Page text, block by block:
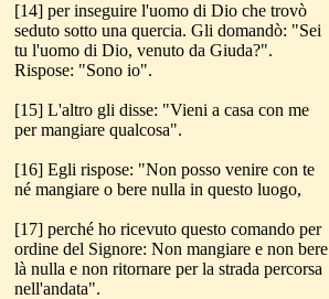
[14] per inseguire l'uomo di Dio che trovò
seduto sotto una quercia. Gli domandò: "Sei
tu l'uomo di Dio, venuto da Giuda?".
Rispose: "Sono io".
[15] L'altro gli disse: "Vieni a casa con me
per mangiare qualcosa".
[16] Egli rispose: "Non posso venire con te
né mangiare o bere nulla in questo luogo,
[17] perché ho ricevuto questo comando per
ordine del Signore: Non mangiare e non bere
là nulla e non ritornare per la strada percorsa
nell'andata".